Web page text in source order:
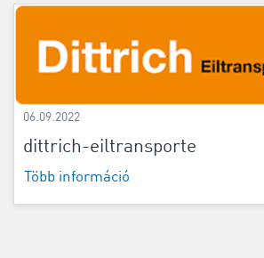
06.09.2022
dittrich-eiltransporte
Több információ